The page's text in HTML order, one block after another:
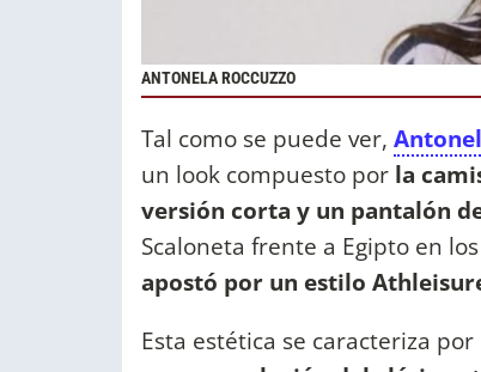
ANTONELA ROCCUZZO
Tal como se puede ver,
un look compuesto por la
versión corta y un pantalón
Scaloneta frente a Egipto en
apostó por un estilo
Esta estética se caracteriza